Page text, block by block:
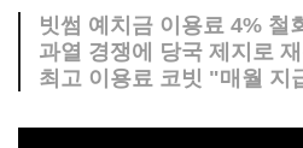
빗썸 예치금 이용료 4% 철
과열 경쟁에 당국 제지로
최고 이용료 코빗 "매월 지